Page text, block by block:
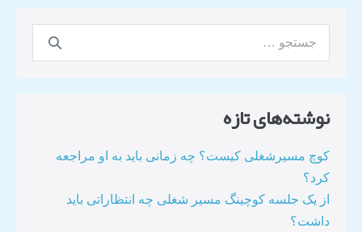
نوشته‌های تازه
کوچ مسیرشغلی کیست؟ چه زمانی باید به او مراجعه
کرد؟
از یک جلسه کوچینگ مسیر شغلی چه انتظاراتی باید
داشت؟